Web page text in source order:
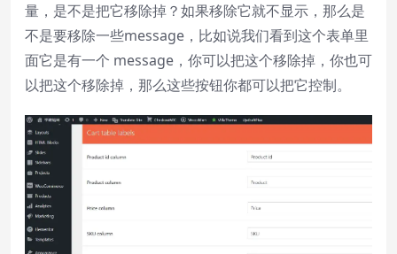
量，是不是把它移除掉？如果移除它就不显示，那么是
不是要移除一些message，比如说我们看到这个表单里
面它是有一个 message，你可以把这个移除掉，你也可
以把这个移除掉，那么这些按钮你都可以把它控制。